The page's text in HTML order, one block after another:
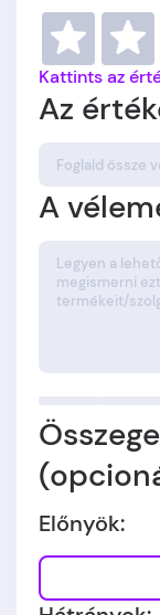
Kattints az
Az
A
Előnyök: